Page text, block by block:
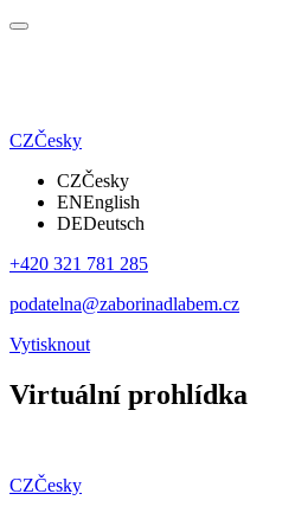
CZČesky
CZČesky
ENEnglish
DEDeutsch
+420 321 781 285
podatelna@zaborinadlabem.cz
Vytisknout
Virtuální prohlídka
CZČesky